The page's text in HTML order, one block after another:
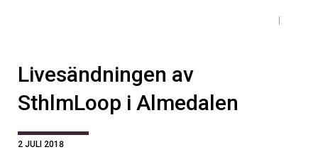
Livesändningen av
SthlmLoop i Almedalen
2 JULI 2018